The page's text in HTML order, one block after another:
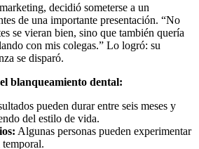
decidió someterse a un
de una importante presentación. “No
se vieran bien, sino que también quería
con mis colegas.” Lo logró: su
se disparó.
blanqueamiento dental:
pueden durar entre seis meses y
del estilo de vida.
Algunas personas pueden experimentar